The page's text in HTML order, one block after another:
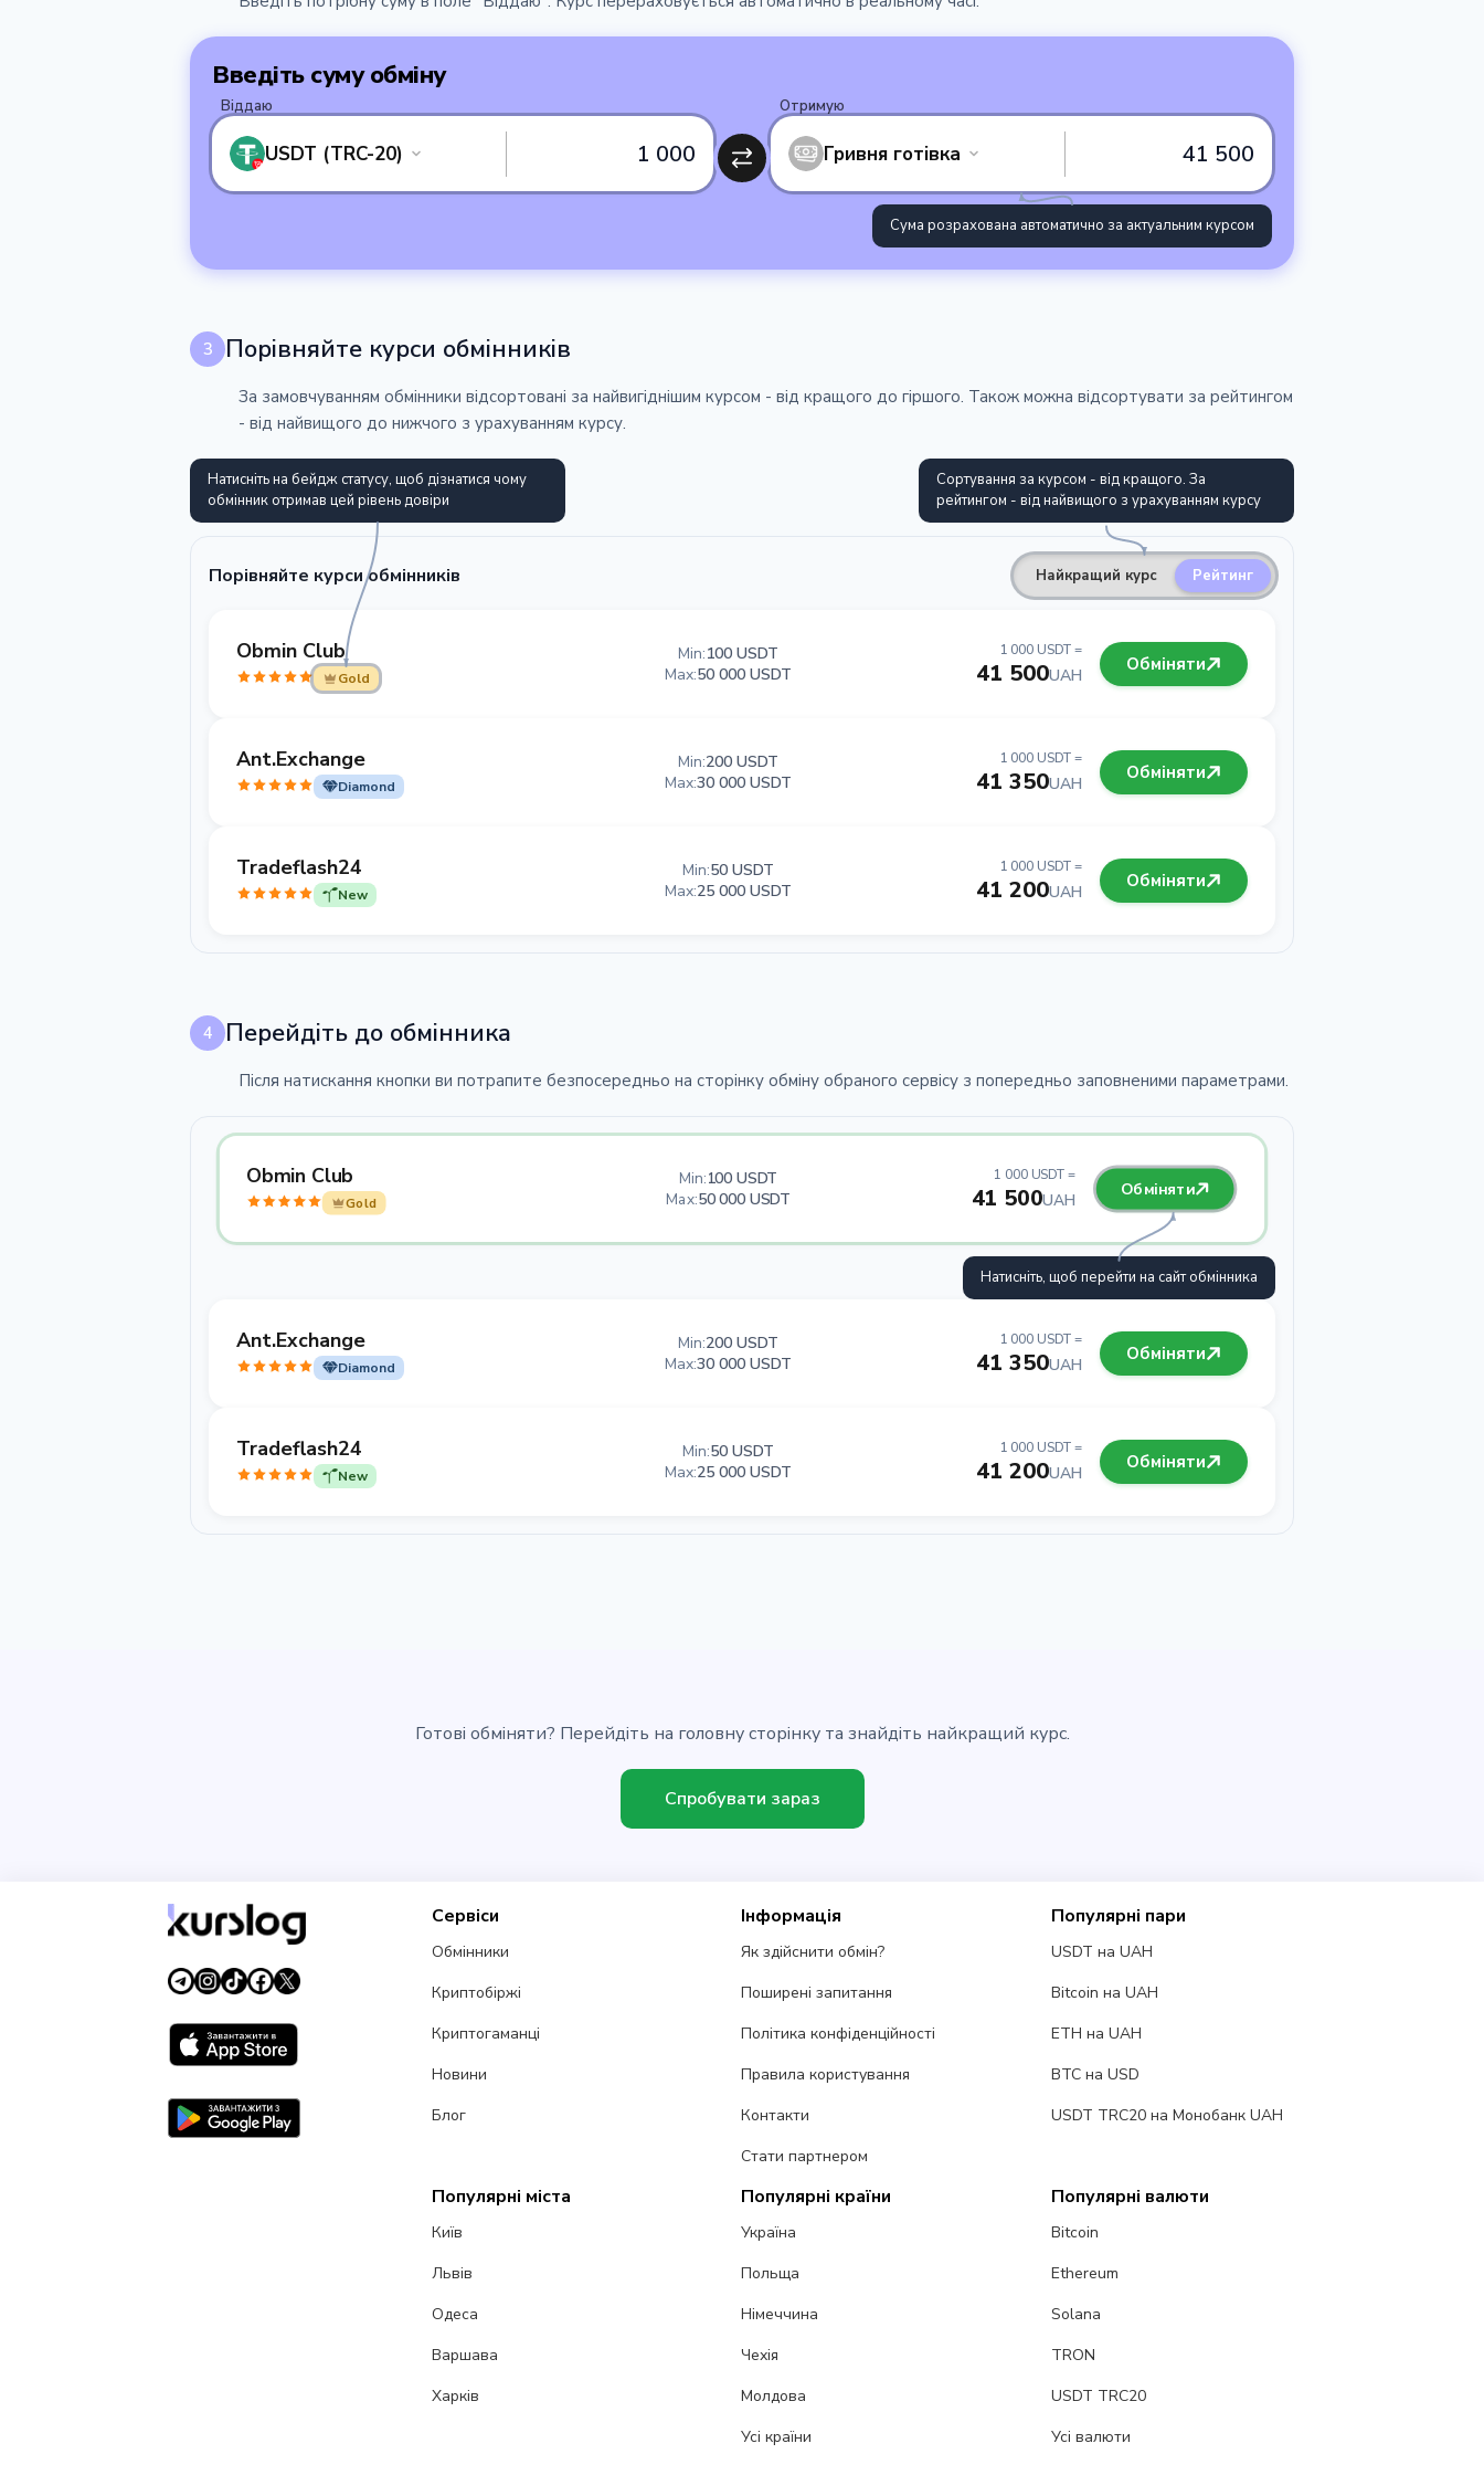
Введіть суму обміну
Віддаю
USDT (TRC-20) 1 000
Отримую
Гривня готівка 41 500
Сума розрахована автоматично за актуальним курсом
3 Порівняйте курси обмінників
За замовчуванням обмінники відсортовані за найвигіднішим курсом - від кращого до гіршого. Також можна відсортувати за рейтингом
- від найвищого до нижчого з урахуванням курсу.
Натисніть на бейдж статусу, щоб дізнатися чому
обмінник отримав цей рівень довіри
Сортування за курсом - від кращого. За
рейтингом - від найвищого з урахуванням курсу
Порівняйте курси обмінників Найкращий курс Рейтинг
Obmin Club
Gold
1 000 USDT =
41 500UAH
Min:100 USDT
Max:50 000 USDT Обміняти
Ant.Exchange
Diamond
1 000 USDT =
41 350UAH
Min:200 USDT
Max:30 000 USDT Обміняти
Tradeflash24
New
1 000 USDT =
41 200UAH
Min:50 USDT
Max:25 000 USDT Обміняти
4 Перейдіть до обмінника
Після натискання кнопки ви потрапите безпосередньо на сторінку обміну обраного сервісу з попередньо заповненими параметрами.
Obmin Club
Gold
1 000 USDT =
41 500UAH
Min:100 USDT
Max:50 000 USDT Обміняти
Натисніть, щоб перейти на сайт обмінника
Ant.Exchange
Diamond
1 000 USDT =
41 350UAH
Min:200 USDT
Max:30 000 USDT Обміняти
Tradeflash24
New
1 000 USDT =
41 200UAH
Min:50 USDT
Max:25 000 USDT Обміняти
Готові обміняти? Перейдіть на головну сторінку та знайдіть найкращий курс.
Спробувати зараз
Сервіси
Обмінники
Криптобіржі
Криптогаманці
Новини
Блог
Інформація
Як здійснити обмін?
Поширені запитання
Політика конфіденційності
Правила користування
Контакти
Стати партнером
Популярні пари
USDT на UAH
Bitcoin на UAH
ETH на UAH
BTC на USD
USDT TRC20 на Монобанк UAH
Популярні міста
Київ
Львів
Одеса
Варшава
Харків
Популярні країни
Україна
Польща
Німеччина
Чехія
Молдова
Усі країни
Популярні валюти
Bitcoin
Ethereum
Solana
TRON
USDT TRC20
Усі валюти